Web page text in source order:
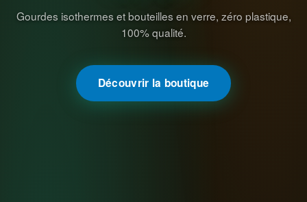
Gourdes isothermes et bouteilles en verre, zéro plastique,
100% qualité.
Découvrir la boutique